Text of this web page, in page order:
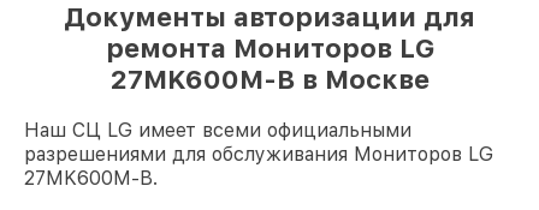
Документы авторизации для
ремонта Мониторов LG
27MK600M-B в Москве
Наш СЦ LG имеет всеми официальными
разрешениями для обслуживания Мониторов LG
27MK600M-B.